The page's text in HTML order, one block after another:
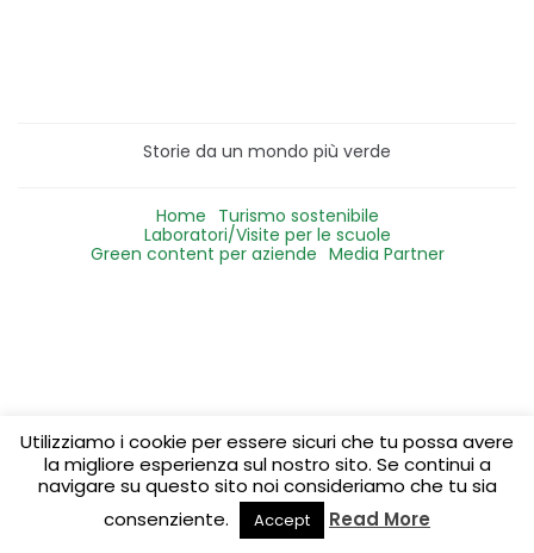
Storie da un mondo più verde
Home Turismo sostenibile
Laboratori/Visite per le scuole
Green content per aziende Media Partner
Utilizziamo i cookie per essere sicuri che tu possa avere
la migliore esperienza sul nostro sito. Se continui a
navigare su questo sito noi consideriamo che tu sia
consenziente.
Accept Read More